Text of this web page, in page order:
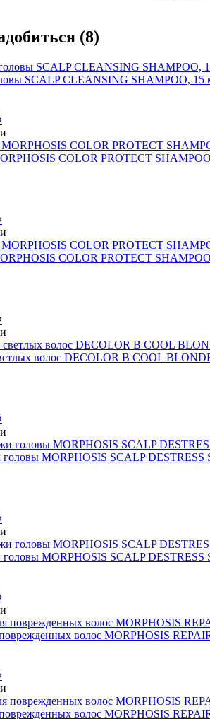
(8)
SCALP CLEANSING SHAMPOO, 15
COLOR PROTECT
COLOR PROTECT
волос DECOLOR B COOL
MORPHOSIS SCALP DESTRESS
MORPHOSIS SCALP
волос MORPHOSIS
волос MORPHOSIS